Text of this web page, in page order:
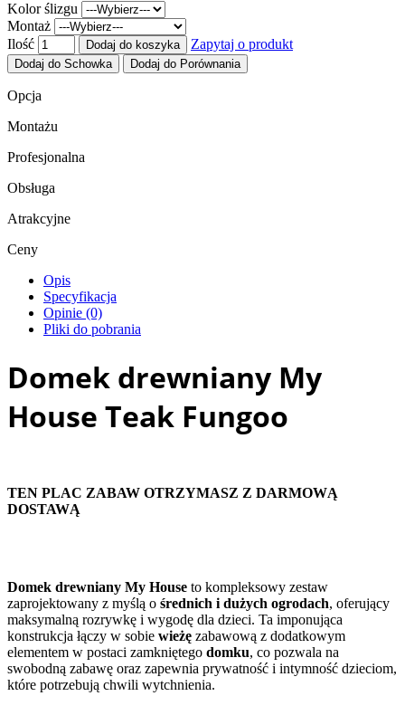
Kolor ślizgu
Montaż
Ilość
Dodaj do koszyka Zapytaj o produkt
Dodaj do Schowka Dodaj do Porównania
Opcja
Montażu
Profesjonalna
Obsługa
Atrakcyjne
Ceny
Opis
Specyfikacja
Opinie (0)
Pliki do pobrania
Domek drewniany My
House Teak Fungoo
TEN PLAC ZABAW OTRZYMASZ Z DARMOWĄ
DOSTAWĄ
Domek drewniany My House to kompleksowy zestaw
zaprojektowany z myślą o średnich i dużych ogrodach, oferujący
maksymalną rozrywkę i wygodę dla dzieci. Ta imponująca
konstrukcja łączy w sobie wieżę zabawową z dodatkowym
elementem w postaci zamkniętego domku, co pozwala na
swobodną zabawę oraz zapewnia prywatność i intymność dzieciom,
które potrzebują chwili wytchnienia.